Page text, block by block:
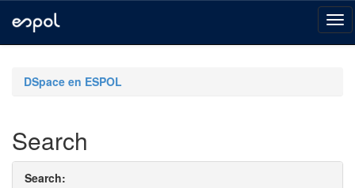
navigationDSpace en ESPOL
Search
Search: